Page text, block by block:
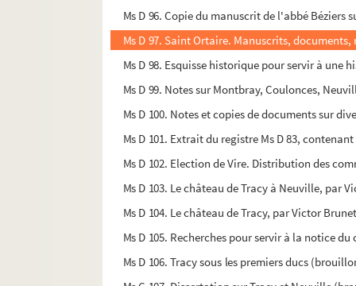
Ms D 96. Copie du manuscrit de l'abbé Béziers
Ms D 97. Saint Ortaire. Manuscrits,
Ms D 98. Esquisse historique pour servir à
Ms D 99. Notes sur Montbray, Coulonces,
Ms D 100. Notes et copies de documents sur
Ms D 101. Extrait du registre Ms D 83,
Ms D 102. Election de Vire. Distribution des
Ms D 103. Le château de Tracy à Neuville, par
Ms D 104. Le château de Tracy, par Victor
Ms D 105. Recherches pour servir à la notice
Ms D 106. Tracy sous les premiers ducs